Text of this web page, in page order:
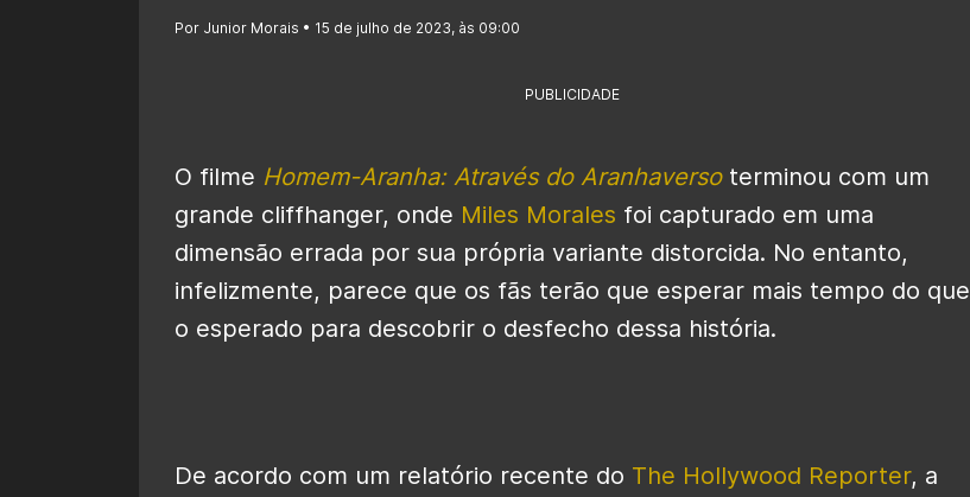
Por Junior Morais • 15 de julho de 2023, às 09:00
PUBLICIDADE
O filme Homem-Aranha: Através do Aranhaversoterminou com um
grande cliffhanger, onde Miles Morales foi capturado em uma
dimensão errada por sua própria variante distorcida. No entanto,
infelizmente, parece que os fãs terão que esperar mais tempo do que
o esperado para descobrir o desfecho dessa história.
De acordo com um relatório recente do The Hollywood Reporter, a